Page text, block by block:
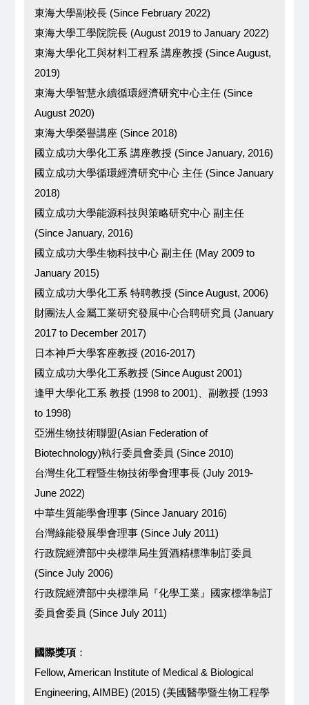
東海大學副校長 (Since February 2022)
東海大學工學院院長 (August 2019 to January 2022)
東海大學化工與材料工程系 講座教授 (Since August,
2019)
東海大學智慧永續循環經濟研究中心主任 (Since
August 2020)
東海大學榮譽講座 (Since 2018)
國立成功大學化工系 講座教授 (Since January, 2016)
國立成功大學循環經濟研究中心 主任 (Since January
2018)
國立成功大學能源科技與策略研究中心 副主任
(Since January, 2016)
國立成功大學生物科技中心 副主任 (May 2009 to
January 2015)
國立成功大學化工系 特聘教授 (Since August, 2006)
財團法人金屬工業研究發展中心合聘研究員 (January
2017 to December 2017)
日本神戶大學客座教授 (2016-2017)
國立成功大學化工系教授 (Since August 2001)
逢甲大學化工系 教授 (1998 to 2001)、副教授 (1993
to 1998)
亞洲生物技術聯盟(Asian Federation of
Biotechnology)執行委員會委員 (Since 2010)
台灣生化工程暨生物技術學會理事長 (July 2019-
June 2022)
中華生質能學會理事 (Since January 2016)
台灣綠能發展學會理事 (Since July 2011)
行政院經濟部中央標準局生質酒精標準制訂委員
(Since July 2006)
行政院經濟部中央標準局『化學工業』國家標準制訂
委員會委員 (Since July 2011)
國際獎項 ：
Fellow, American Institute of Medical & Biological
Engineering, AIMBE) (2015) (美國醫學暨生物工程學